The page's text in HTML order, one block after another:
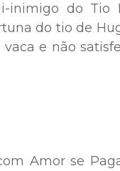
inimigo do Tio
do tio de
e não
Amor se